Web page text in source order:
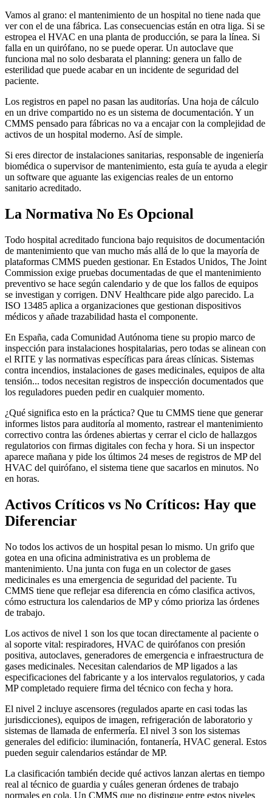
Vamos al grano: el mantenimiento de un hospital no tiene nada que
ver con el de una fábrica. Las consecuencias están en otra liga. Si se
estropea el HVAC en una planta de producción, se para la línea. Si
falla en un quirófano, no se puede operar. Un autoclave que
funciona mal no solo desbarata el planning: genera un fallo de
esterilidad que puede acabar en un incidente de seguridad del
paciente.
Los registros en papel no pasan las auditorías. Una hoja de cálculo
en un drive compartido no es un sistema de documentación. Y un
CMMS pensado para fábricas no va a encajar con la complejidad de
activos de un hospital moderno. Así de simple.
Si eres director de instalaciones sanitarias, responsable de ingeniería
biomédica o supervisor de mantenimiento, esta guía te ayuda a elegir
un software que aguante las exigencias reales de un entorno
sanitario acreditado.
La Normativa No Es Opcional
Todo hospital acreditado funciona bajo requisitos de documentación
de mantenimiento que van mucho más allá de lo que la mayoría de
plataformas CMMS pueden gestionar. En Estados Unidos, The Joint
Commission exige pruebas documentadas de que el mantenimiento
preventivo se hace según calendario y de que los fallos de equipos
se investigan y corrigen. DNV Healthcare pide algo parecido. La
ISO 13485 aplica a organizaciones que gestionan dispositivos
médicos y añade trazabilidad hasta el componente.
En España, cada Comunidad Autónoma tiene su propio marco de
inspección para instalaciones hospitalarias, pero todas se alinean con
el RITE y las normativas específicas para áreas clínicas. Sistemas
contra incendios, instalaciones de gases medicinales, equipos de alta
tensión... todos necesitan registros de inspección documentados que
los reguladores pueden pedir en cualquier momento.
¿Qué significa esto en la práctica? Que tu CMMS tiene que generar
informes listos para auditoría al momento, rastrear el mantenimiento
correctivo contra las órdenes abiertas y cerrar el ciclo de hallazgos
regulatorios con firmas digitales con fecha y hora. Si un inspector
aparece mañana y pide los últimos 24 meses de registros de MP del
HVAC del quirófano, el sistema tiene que sacarlos en minutos. No
en horas.
Activos Críticos vs No Críticos: Hay que
Diferenciar
No todos los activos de un hospital pesan lo mismo. Un grifo que
gotea en una oficina administrativa es un problema de
mantenimiento. Una junta con fuga en un colector de gases
medicinales es una emergencia de seguridad del paciente. Tu
CMMS tiene que reflejar esa diferencia en cómo clasifica activos,
cómo estructura los calendarios de MP y cómo prioriza las órdenes
de trabajo.
Los activos de nivel 1 son los que tocan directamente al paciente o
al soporte vital: respiradores, HVAC de quirófanos con presión
positiva, autoclaves, generadores de emergencia e infraestructura de
gases medicinales. Necesitan calendarios de MP ligados a las
especificaciones del fabricante y a los intervalos regulatorios, y cada
MP completado requiere firma del técnico con fecha y hora.
El nivel 2 incluye ascensores (regulados aparte en casi todas las
jurisdicciones), equipos de imagen, refrigeración de laboratorio y
sistemas de llamada de enfermería. El nivel 3 son los sistemas
generales del edificio: iluminación, fontanería, HVAC general. Estos
pueden seguir calendarios estándar de MP.
La clasificación también decide qué activos lanzan alertas en tiempo
real al técnico de guardia y cuáles generan órdenes de trabajo
normales en cola. Un CMMS que no distingue entre estos niveles